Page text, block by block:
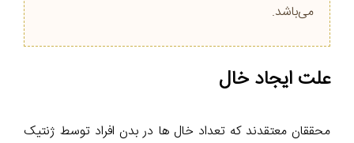
می‌باشد.
علت ایجاد خال‌
محققان معتقدند که تعداد خال ‌ها در بدن افراد توسط ژنتیک